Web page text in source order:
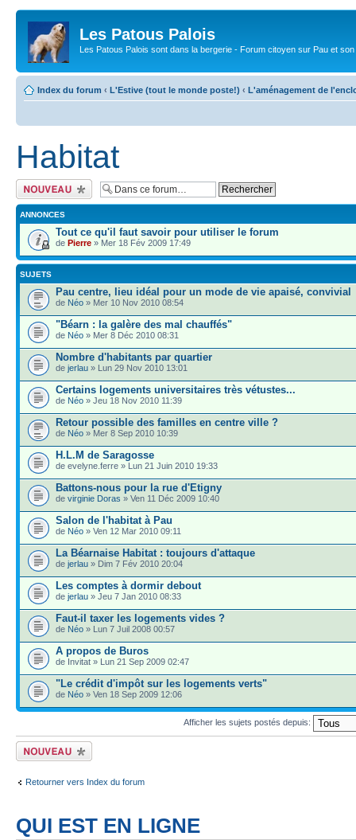
Les Patous Palois
Les Patous Palois sont dans la bergerie - Forum citoyen sur Pau et son
Index du forum ‹ L'Estive (tout le monde poste!) ‹ L'aménagement de
Habitat
Ecrire un nouveau
sujet
ANNONCES
Tout ce qu'il faut savoir pour utiliser le forum
de Pierre » Mer 18 Fév 2009 17:49
SUJETS
Pau centre, lieu idéal pour un mode de vie apaisé, convivial
de Néo » Mer 10 Nov 2010 08:54
"Béarn : la galère des mal chauffés"
de Néo » Mer 8 Déc 2010 08:31
Nombre d'habitants par quartier
de jerlau » Lun 29 Nov 2010 13:01
Certains logements universitaires très vétustes...
de Néo » Jeu 18 Nov 2010 11:39
Retour possible des familles en centre ville ?
de Néo » Mer 8 Sep 2010 10:39
H.L.M de Saragosse
de evelyne.ferre » Lun 21 Juin 2010 19:33
Battons-nous pour la rue d'Etigny
de virginie Doras » Ven 11 Déc 2009 10:40
Salon de l'habitat à Pau
de Néo » Ven 12 Mar 2010 09:11
La Béarnaise Habitat : toujours d'attaque
de jerlau » Dim 7 Fév 2010 20:04
Les comptes à dormir debout
de jerlau » Jeu 7 Jan 2010 08:33
Faut-il taxer les logements vides ?
de Néo » Lun 7 Juil 2008 00:57
A propos de Buros
de Invitat » Lun 21 Sep 2009 02:47
"Le crédit d'impôt sur les logements verts"
de Néo » Ven 18 Sep 2009 12:06
Afficher les sujets postés depuis:
Ecrire un nouveau
sujet
Retourner vers Index du forum
QUI EST EN LIGNE